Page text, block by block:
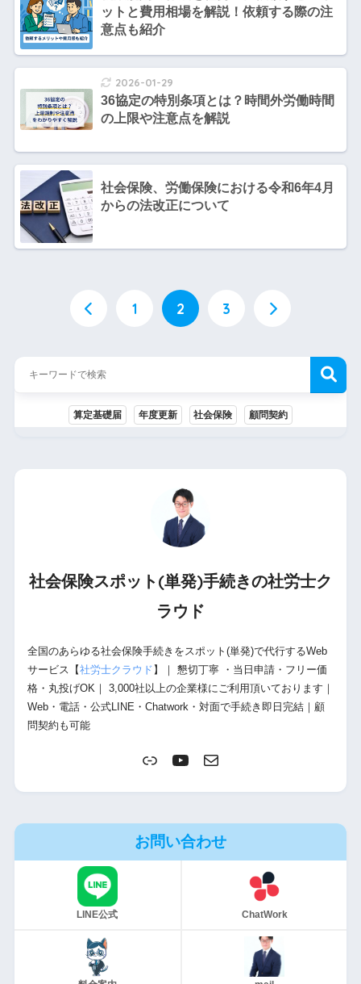
ットと費用相場を解説！依頼する際の注
意点も紹介
2026-01-29
36協定の特別条項とは？時間外労働時間
の上限や注意点を解説
社会保険、労働保険における令和6年4月
からの法改正について
1 2 3
算定基礎届 年度更新 社会保険 顧問契約
社会保険スポット(単発)手続きの社労士ク
ラウド
全国のあらゆる社会保険手続きをスポット(単発)で代行するWeb
サービス【社労士クラウド 】｜ 懇切丁寧 ・当日申請・フリー価
格・丸投げOK｜ 3,000社以上の企業様にご利用頂いております｜
Web・電話・公式LINE・Chatwork・対面で手続き即日完結｜顧
問契約も可能
お問い合わせ
LINE公式 ChatWork